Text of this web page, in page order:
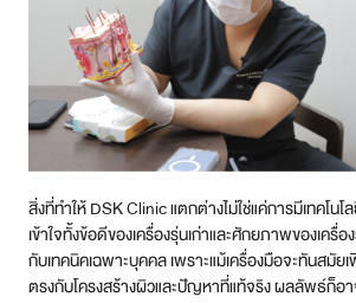
สิ่งที่ทำให้ DSK Clinic แตกต่างไม่ใช่แค่การมีเทคโน
เข้าใจทั้งข้อดีของเครื่องรุ่นเก่าและศักยภาพของเครื่
กับเทคนิคเฉพาะบุคคล เพราะแม้เครื่องมือจะทันสมัยเ
ตรงกับโครงสร้างผิวและปัญหาที่แท้จริง ผลลัพธ์ก็อา